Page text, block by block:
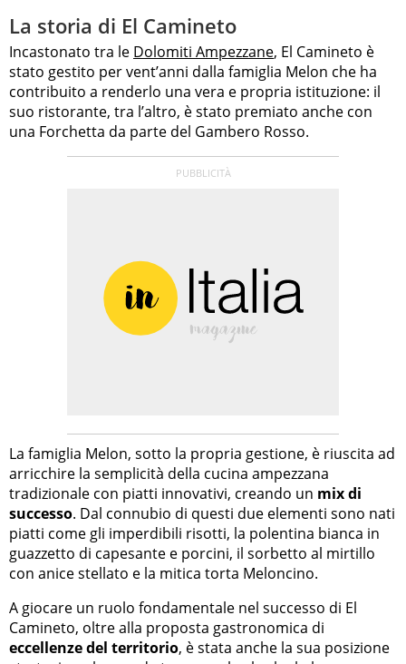
La storia di El Camineto
Incastonato tra le Dolomiti Ampezzane, El Camineto è
stato gestito per vent’anni dalla famiglia Melon che ha
contribuito a renderlo una vera e propria istituzione: il
suo ristorante, tra l’altro, è stato premiato anche con
una Forchetta da parte del Gambero Rosso.
La famiglia Melon, sotto la propria gestione, è riuscita ad
arricchire la semplicità della cucina ampezzana
tradizionale con piatti innovativi, creando un mix di
successo. Dal connubio di questi due elementi sono nati
piatti come gli imperdibili risotti, la polentina bianca in
guazzetto di capesante e porcini, il sorbetto al mirtillo
con anice stellato e la mitica torta Meloncino.
A giocare un ruolo fondamentale nel successo di El
Camineto, oltre alla proposta gastronomica di
eccellenze del territorio, è stata anche la sua posizione